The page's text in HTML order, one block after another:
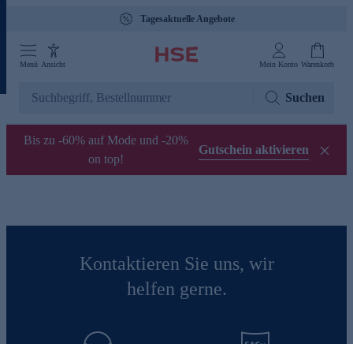
Tagesaktuelle Angebote
Menü Ansicht Mein Konto Warenkorb
Suchen
Bis zu -60% auf Mode und -20%
on top!
Gutschein aktivieren
Kontaktieren Sie uns, wir
helfen gerne.